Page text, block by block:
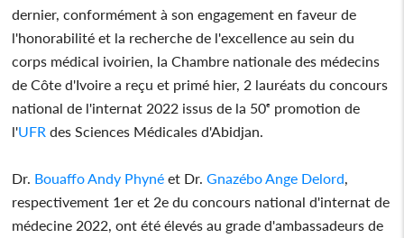
dernier, conformément à son engagement en faveur de
l'honorabilité et la recherche de l'excellence au sein du
corps médical ivoirien, la Chambre nationale des médecins
de Côte d'Ivoire a reçu et primé hier, 2 lauréats du concours
national de l'internat 2022 issus de la 50ᵉ promotion de
l'UFR des Sciences Médicales d'Abidjan.
Dr. Bouaffo Andy Phyné et Dr.Gnazébo Ange Delord,
respectivement 1er et 2e du concours national d'internat de
médecine 2022, ont été élevés au grade d'ambassadeurs de